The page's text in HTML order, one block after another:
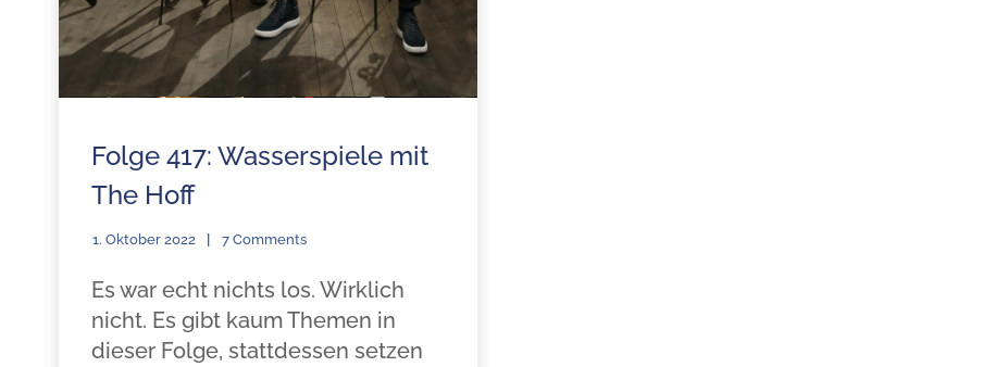
Folge 417: Wasserspiele mit
The Hoff
1. Oktober 2022 7 Comments
Es war echt nichts los. Wirklich
nicht. Es gibt kaum Themen in
dieser Folge, stattdessen setzen